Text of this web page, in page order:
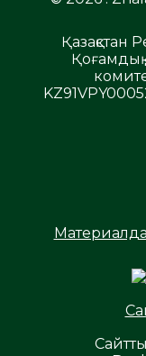
Қазақстан
Қоғамдық